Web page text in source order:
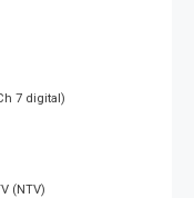
7 digital)
(NTV)